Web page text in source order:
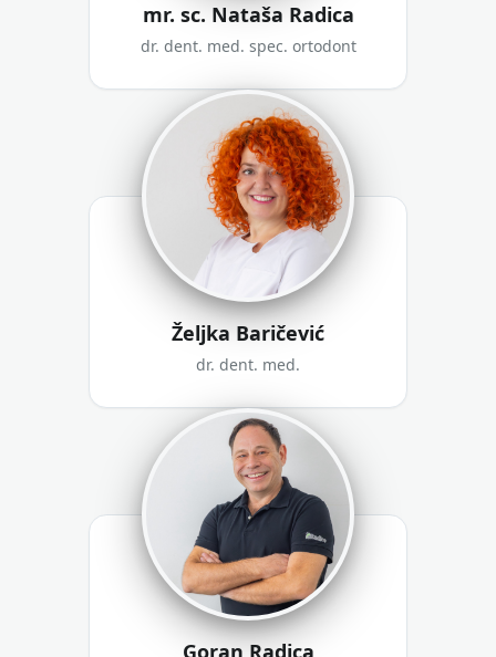
mr. sc. Nataša Radica
dr. dent. med. spec. ortodont
Željka Baričević
dr. dent. med.
Goran Radica